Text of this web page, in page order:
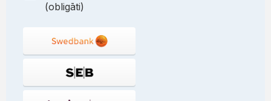
(obligāti)